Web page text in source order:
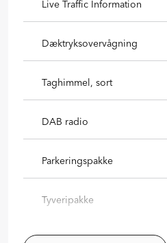
Live Traffic Information
Dæktryksovervågning
Taghimmel, sort
DAB radio
Parkeringspakke
Tyveripakke